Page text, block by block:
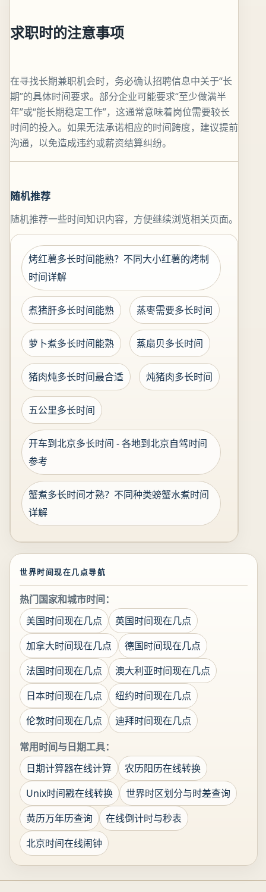
求职时的注意事项
在寻找长期兼职机会时，务必确认招聘信息中关于“长
期”的具体时间要求。部分企业可能要求“至少做满半
年”或“能长期稳定工作”，这通常意味着岗位需要较长
时间的投入。如果无法承诺相应的时间跨度，建议提前
沟通，以免造成违约或薪资结算纠纷。
随机推荐
随机推荐一些时间知识内容，方便继续浏览相关页面。
烤红薯多长时间能熟？不同大小红薯的烤制
时间详解
煮猪肝多长时间能熟 蒸枣需要多长时间
萝卜煮多长时间能熟 蒸扇贝多长时间
猪肉炖多长时间最合适 炖猪肉多长时间
五公里多长时间
开车到北京多长时间 - 各地到北京自驾时间
参考
蟹煮多长时间才熟？不同种类螃蟹水煮时间
详解
世界时间现在几点导航
热门国家和城市时间：
美国时间现在几点
英国时间现在几点
加拿大时间现在几点
德国时间现在几点
法国时间现在几点
澳大利亚时间现在几点
日本时间现在几点
纽约时间现在几点
伦敦时间现在几点
迪拜时间现在几点
常用时间与日期工具：
日期计算器在线计算
农历阳历在线转换
Unix时间戳在线转换
世界时区划分与时差查询
黄历万年历查询
在线倒计时与秒表
北京时间在线闹钟